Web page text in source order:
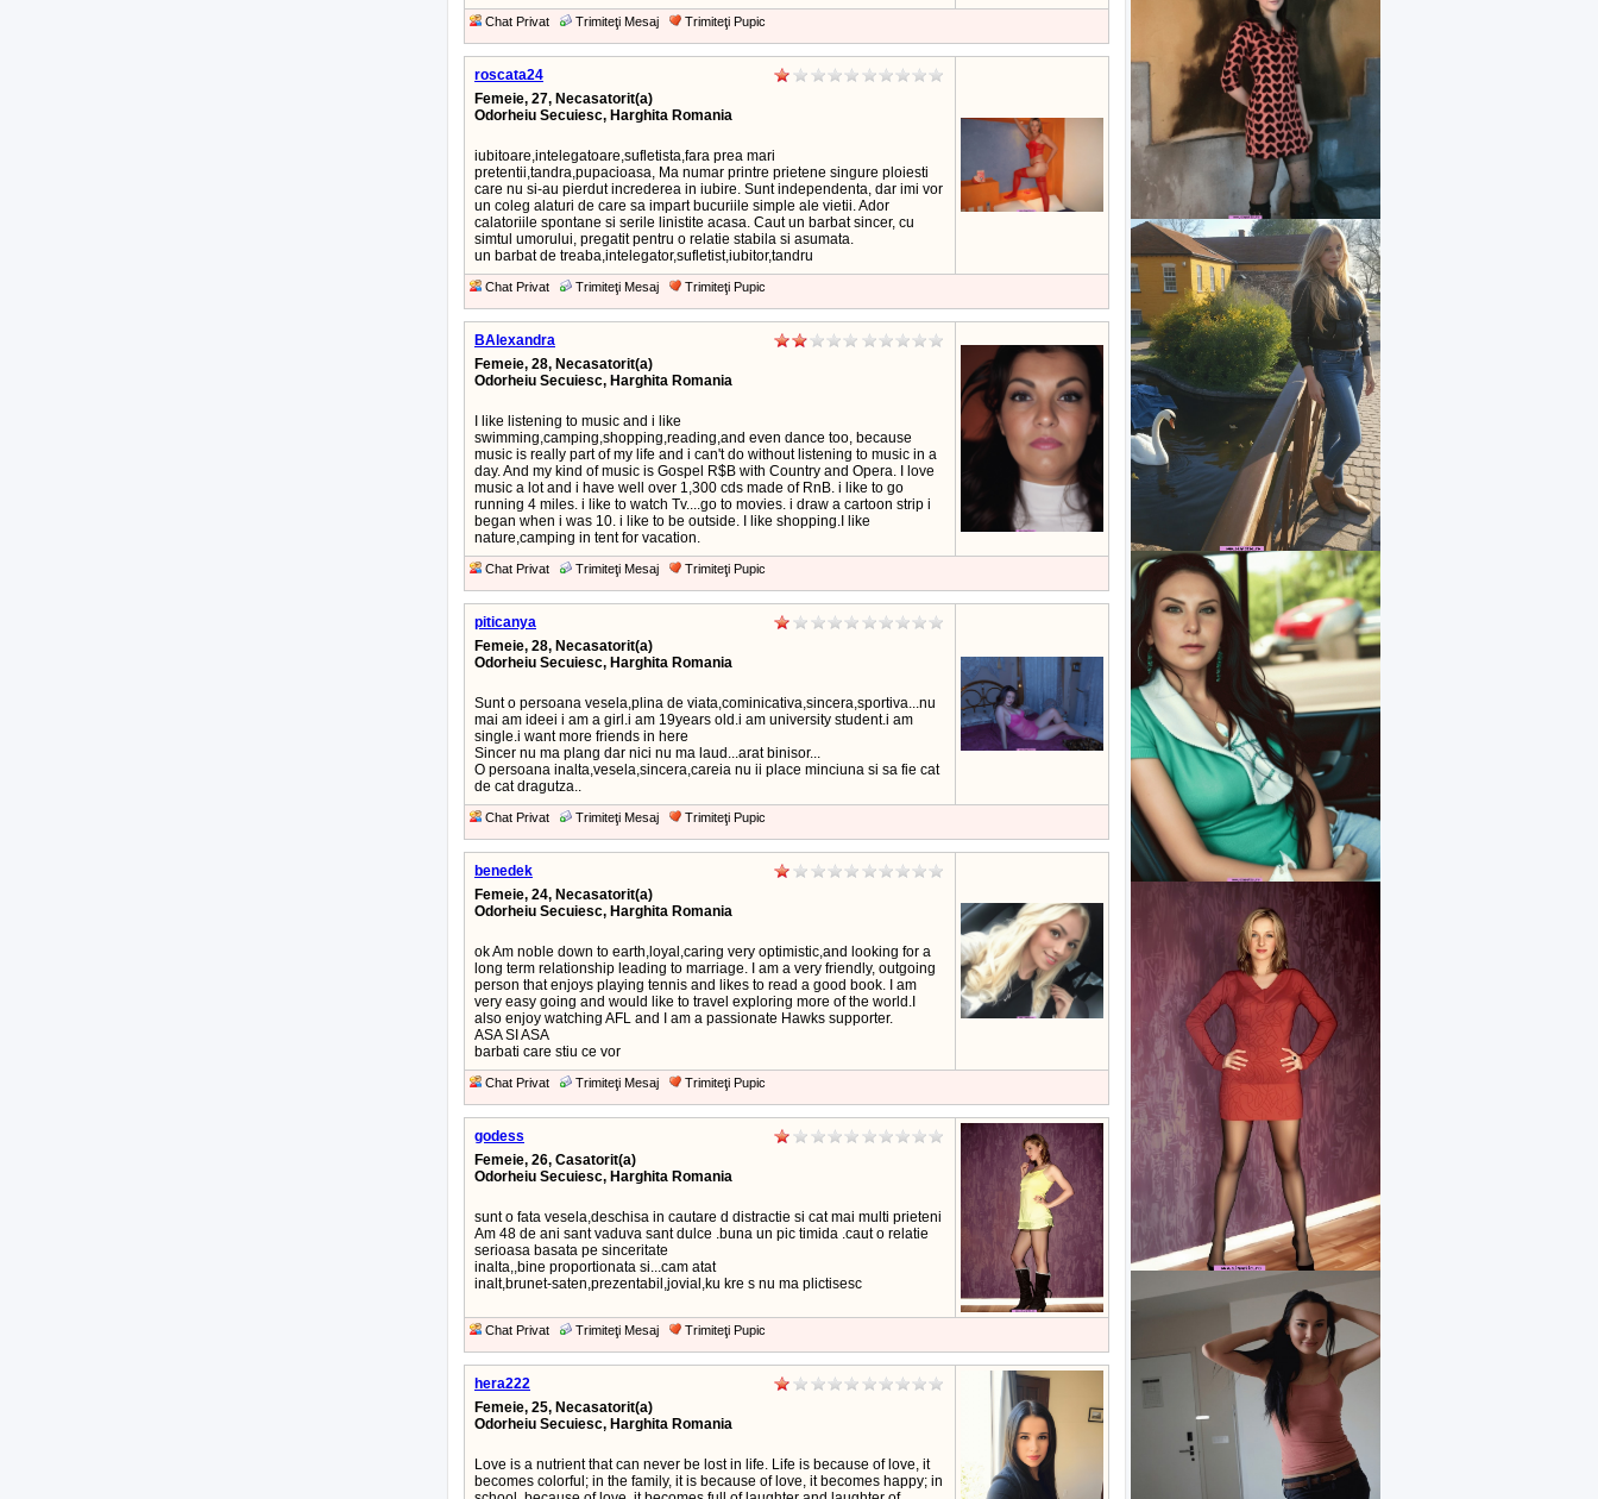
Chat Privat Trimiteţi Mesaj Trimiteţi Pupic
roscata24
Femeie, 27, Necasatorit(a)
Odorheiu Secuiesc, Harghita Romania
iubitoare,intelegatoare,sufletista,fara prea mari
pretentii,tandra,pupacioasa, Ma numar printre prietene singure ploiesti
care nu si-au pierdut increderea in iubire. Sunt independenta, dar imi vor
un coleg alaturi de care sa impart bucuriile simple ale vietii. Ador
calatoriile spontane si serile linistite acasa. Caut un barbat sincer, cu
simtul umorului, pregatit pentru o relatie stabila si asumata.
un barbat de treaba,intelegator,sufletist,iubitor,tandru
Chat Privat Trimiteţi Mesaj Trimiteţi Pupic
BAlexandra
Femeie, 28, Necasatorit(a)
Odorheiu Secuiesc, Harghita Romania
I like listening to music and i like
swimming,camping,shopping,reading,and even dance too, because
music is really part of my life and i can't do without listening to music in a
day. And my kind of music is Gospel R$B with Country and Opera. I love
music a lot and i have well over 1,300 cds made of RnB. i like to go
running 4 miles. i like to watch Tv....go to movies. i draw a cartoon strip i
began when i was 10. i like to be outside. I like shopping.I like
nature,camping in tent for vacation.
Chat Privat Trimiteţi Mesaj Trimiteţi Pupic
piticanya
Femeie, 28, Necasatorit(a)
Odorheiu Secuiesc, Harghita Romania
Sunt o persoana vesela,plina de viata,cominicativa,sincera,sportiva...nu
mai am ideei i am a girl.i am 19years old.i am university student.i am
single.i want more friends in here
Sincer nu ma plang dar nici nu ma laud...arat binisor...
O persoana inalta,vesela,sincera,careia nu ii place minciuna si sa fie cat
de cat dragutza..
Chat Privat Trimiteţi Mesaj Trimiteţi Pupic
benedek
Femeie, 24, Necasatorit(a)
Odorheiu Secuiesc, Harghita Romania
ok Am noble down to earth,loyal,caring very optimistic,and looking for a
long term relationship leading to marriage. I am a very friendly, outgoing
person that enjoys playing tennis and likes to read a good book. I am
very easy going and would like to travel exploring more of the world.I
also enjoy watching AFL and I am a passionate Hawks supporter.
ASA SI ASA
barbati care stiu ce vor
Chat Privat Trimiteţi Mesaj Trimiteţi Pupic
godess
Femeie, 26, Casatorit(a)
Odorheiu Secuiesc, Harghita Romania
sunt o fata vesela,deschisa in cautare d distractie si cat mai multi prieteni
Am 48 de ani sant vaduva sant dulce .buna un pic timida .caut o relatie
serioasa basata pe sinceritate
inalta,,bine proportionata si...cam atat
inalt,brunet-saten,prezentabil,jovial,ku kre s nu ma plictisesc
Chat Privat Trimiteţi Mesaj Trimiteţi Pupic
hera222
Femeie, 25, Necasatorit(a)
Odorheiu Secuiesc, Harghita Romania
Love is a nutrient that can never be lost in life. Life is because of love, it
becomes colorful; in the family, it is because of love, it becomes happy; in